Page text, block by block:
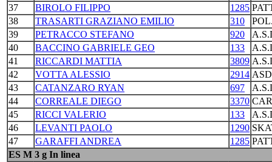
37
BIROLO FILIPPO 1285
38
TRASARTI GRAZIANO EMILIO 310
39
PETRACCO STEFANO 920
40
BACCINO GABRIELE GEO 133
41
RICCARDI MATTIA 3809
42
VOTTA ALESSIO 2914
43
CATANZARO RYAN 697
44
CORREALE DIEGO 3370
45
RICCI VALERIO 133
46
LEVANTI PAOLO 1290
47
GARAFFI ANDREA 1285
ES M 3 g In linea